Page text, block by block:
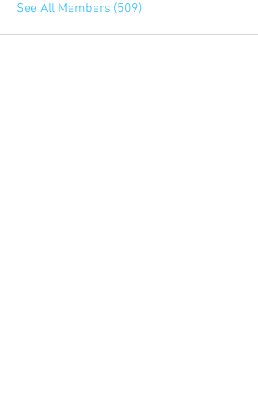
See All Members (509)